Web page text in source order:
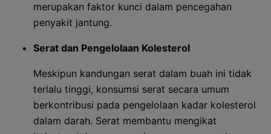
merupakan faktor kunci dalam pencegahan
penyakit jantung.
Serat dan Pengelolaan Kolesterol
Meskipun kandungan serat dalam buah ini tidak
terlalu tinggi, konsumsi serat secara umum
berkontribusi pada pengelolaan kadar kolesterol
dalam darah. Serat membantu mengikat